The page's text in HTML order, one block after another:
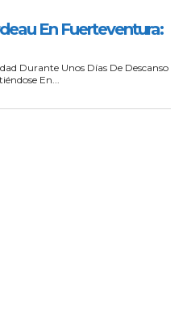
En Fuerteventura:
Durante Unos Días De Descanso
En...